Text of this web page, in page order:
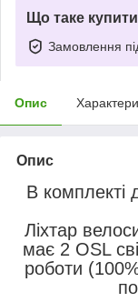
Що таке
Замовлення
Опис
Опис
В комплекті
Ліхтар
має 2 OSL
роботи